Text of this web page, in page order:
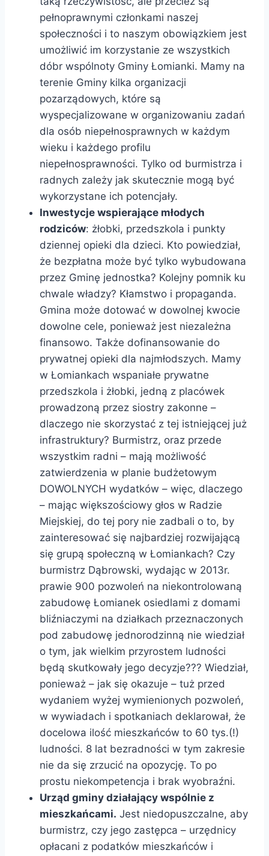
pełnoprawnymi członkami naszej
społeczności i to naszym obowiązkiem jest
umożliwić im korzystanie ze wszystkich
dóbr wspólnoty Gminy Łomianki. Mamy na
terenie Gminy kilka organizacji
pozarządowych, które są
wyspecjalizowane w organizowaniu zadań
dla osób niepełnosprawnych w każdym
wieku i każdego profilu
niepełnosprawności. Tylko od burmistrza i
radnych zależy jak skutecznie mogą być
wykorzystane ich potencjały.
Inwestycje wspierające młodych
rodziców: żłobki, przedszkola i punkty
dziennej opieki dla dzieci. Kto powiedział,
że bezpłatna może być tylko wybudowana
przez Gminę jednostka? Kolejny pomnik ku
chwale władzy? Kłamstwo i propaganda.
Gmina może dotować w dowolnej kwocie
dowolne cele, ponieważ jest niezależna
finansowo. Także dofinansowanie do
prywatnej opieki dla najmłodszych. Mamy
w Łomiankach wspaniałe prywatne
przedszkola i żłobki, jedną z placówek
prowadzoną przez siostry zakonne –
dlaczego nie skorzystać z tej istniejącej już
infrastruktury? Burmistrz, oraz przede
wszystkim radni – mają możliwość
zatwierdzenia w planie budżetowym
DOWOLNYCH wydatków – więc, dlaczego
– mając większościowy głos w Radzie
Miejskiej, do tej pory nie zadbali o to, by
zainteresować się najbardziej rozwijającą
się grupą społeczną w Łomiankach? Czy
burmistrz Dąbrowski, wydając w 2013r.
prawie 900 pozwoleń na niekontrolowaną
zabudowę Łomianek osiedlami z domami
bliźniaczymi na działkach przeznaczonych
pod zabudowę jednorodzinną nie wiedział
o tym, jak wielkim przyrostem ludności
będą skutkowały jego decyzje??? Wiedział,
ponieważ – jak się okazuje – tuż przed
wydaniem wyżej wymienionych pozwoleń,
w wywiadach i spotkaniach deklarował, że
docelowa ilość mieszkańców to 60 tys.(!)
ludności. 8 lat bezradności w tym zakresie
nie da się zrzucić na opozycję. To po
prostu niekompetencja i brak wyobraźni.
Urząd gminy działający wspólnie z
mieszkańcami. Jest niedopuszczalne, aby
burmistrz, czy jego zastępca – urzędnicy
opłacani z podatków mieszkańców i